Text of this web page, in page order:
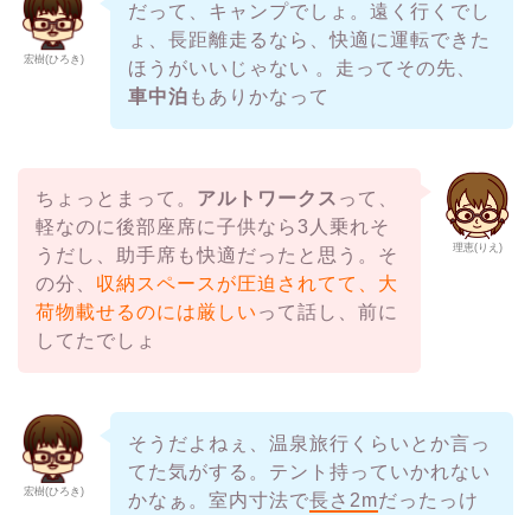
宏樹(ひろき)
だって、キャンプでしょ。遠く行くでし
ょ、長距離走るなら、快適に運転できた
ほうがいいじゃない 。走ってその先、
車中泊 もありかなって
理恵(りえ)
ちょっとまって。 アルトワークス って、
軽なのに後部座席に子供なら3人乗れそ
うだし、助手席も快適だったと思う。そ
の分、 収納スペースが圧迫されてて、大
荷物載せるのには厳しい って話し、前に
してたでしょ
宏樹(ひろき)
そうだよねぇ、温泉旅行くらいとか言っ
てた気がする。テント持っていかれない
かなぁ。室内寸法で長さ2mだったっけ